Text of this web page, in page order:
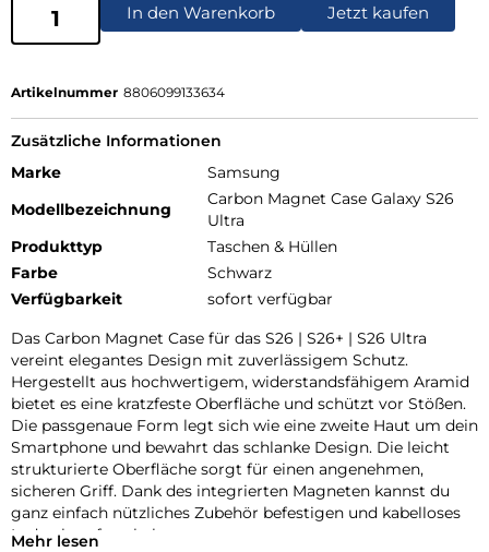
In den Warenkorb Jetzt kaufen
Artikelnummer 8806099133634
Zusätzliche Informationen
Marke
Samsung
Modellbezeichnung
Carbon Magnet Case Galaxy S26
Ultra
Produkttyp
Taschen & Hüllen
Farbe
Schwarz
Verfügbarkeit
sofort verfügbar
Das Carbon Magnet Case für das S26 | S26+ | S26 Ultra
vereint elegantes Design mit zuverlässigem Schutz.
Hergestellt aus hochwertigem, widerstandsfähigem Aramid
bietet es eine kratzfeste Oberfläche und schützt vor Stößen.
Die passgenaue Form legt sich wie eine zweite Haut um dein
Smartphone und bewahrt das schlanke Design. Die leicht
strukturierte Oberfläche sorgt für einen angenehmen,
sicheren Griff. Dank des integrierten Magneten kannst du
ganz einfach nützliches Zubehör befestigen und kabelloses
Laden komfortabel nutzen.
Mehr lesen